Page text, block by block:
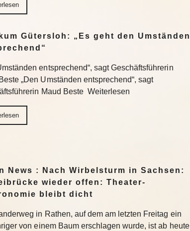
Gütersloh: „Es geht den Umständen
entsprechend“, sagt Geschäftsführerin
„Den Umständen entsprechend“, sagt
Maud Beste Weiterlesen
News : Nach Wirbelsturm in Sachsen:
wieder offen: Theater-
bleibt dicht
in Rathen, auf dem am letzten Freitag ein
von einem Baum erschlagen wurde, ist ab heute